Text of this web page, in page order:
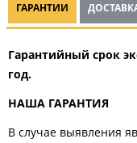
ГАРАНТИИ
Гарантийный срок
год.
НАША ГАРАНТИЯ
В случае выявления